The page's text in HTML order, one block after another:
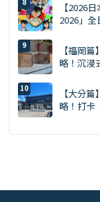
【2026
2026」
【福岡
略！沉浸
【大分
略！打卡